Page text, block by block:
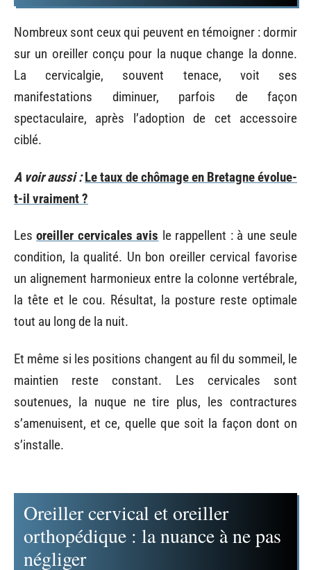
Nombreux sont ceux qui peuvent en témoigner : dormir
sur un oreiller conçu pour la nuque change la donne.
La cervicalgie, souvent tenace, voit ses
manifestations diminuer, parfois de façon
spectaculaire, après l’adoption de cet accessoire
ciblé.
A voir aussi : Le taux de chômage en Bretagne évolue-
t-il vraiment ?
Lesoreiller cervicales avis le rappellent : à une seule
condition, la qualité. Un bon oreiller cervical favorise
un alignement harmonieux entre la colonne vertébrale,
la tête et le cou. Résultat, la posture reste optimale
tout au long de la nuit.
Et même si les positions changent au fil du sommeil, le
maintien reste constant. Les cervicales sont
soutenues, la nuque ne tire plus, les contractures
s’amenuisent, et ce, quelle que soit la façon dont on
s’installe.
Oreiller cervical et oreiller
orthopédique : la nuance à ne pas
négliger